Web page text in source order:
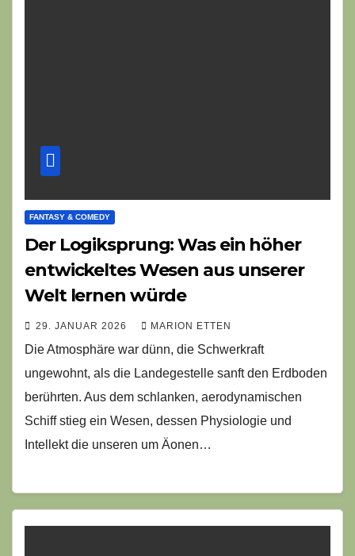
FANTASY & COMEDY
Der Logiksprung: Was ein höher
entwickeltes Wesen aus unserer
Welt lernen würde
29. JANUAR 2026 MARION ETTEN
Die Atmosphäre war dünn, die Schwerkraft
ungewohnt, als die Landegestelle sanft den Erdboden
berührten. Aus dem schlanken, aerodynamischen
Schiff stieg ein Wesen, dessen Physiologie und
Intellekt die unseren um Äonen…